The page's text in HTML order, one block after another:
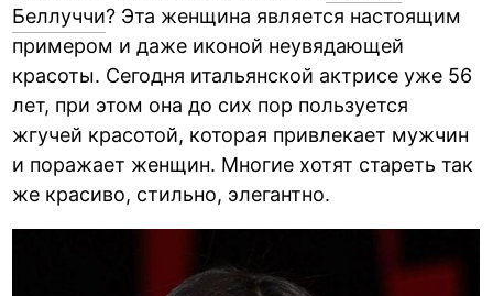
Беллуччи? Эта женщина является настоящим
примером и даже иконой неувядающей
красоты. Сегодня итальянской актрисе уже 56
лет, при этом она до сих пор пользуется
жгучей красотой, которая привлекает мужчин
и поражает женщин. Многие хотят стареть так
же красиво, стильно, элегантно.